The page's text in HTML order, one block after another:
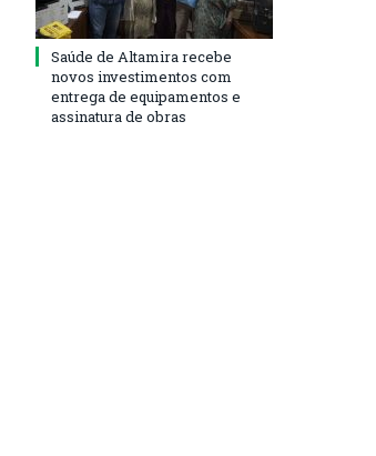
Saúde de Altamira recebe
novos investimentos com
entrega de equipamentos e
assinatura de obras